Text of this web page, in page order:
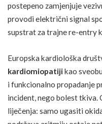
postepeno zamjenjuje
provodi električni signal
supstrat za trajne re-entry
Europska kardiološka
kardiomiopatijikao
i funkcionalno propadanje
incident, nego bolest
liječenja: samo ugasiti